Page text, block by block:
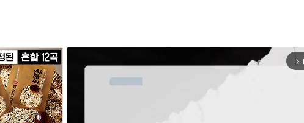
arrow_forward_ios